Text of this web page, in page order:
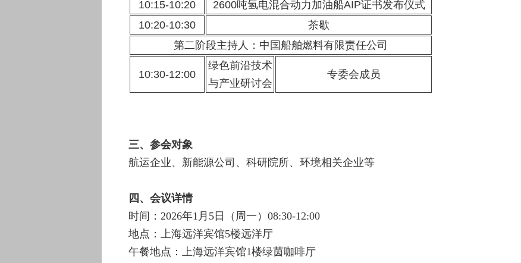
10:15-10:20
2600吨氢电混合动力加油船AIP证书发布仪式
10:20-10:30
茶歇
第二阶段主持人：中国船舶燃料有限责任公司
10:30-12:00
绿色前沿技术
与产业研讨会
专委会成员
三、参会对象
航运企业、新能源公司、科研院所、环境相关企业等
四、会议详情
时间：2026年1月5日（周一）08:30-12:00
地点：上海远洋宾馆5楼远洋厅
午餐地点：上海远洋宾馆1楼绿茵咖啡厅